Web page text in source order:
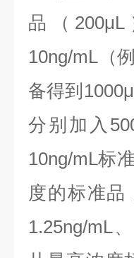
品（
10ng/mL（
备得到
分别加入
10ng/mL标
度的标准品
1.25ng/mL